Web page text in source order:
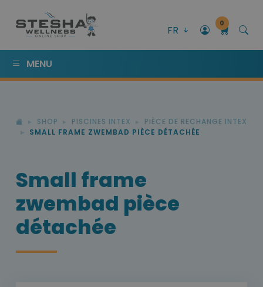
FR
0
MENU
SHOP PISCINES INTEX
PIÈCE DE RECHANGE INTEX
SMALL FRAME ZWEMBAD PIÈCE DÉTACHÉE
Small frame
zwembad pièce
détachée